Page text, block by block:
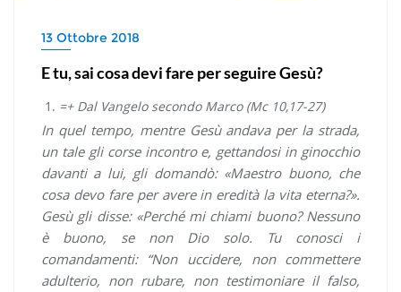
13 Ottobre 2018
E tu, sai cosa devi fare per seguire Gesù?
=+ Dal Vangelo secondo Marco (Mc 10,17-27)
In quel tempo, mentre Gesù andava per la strada,
un tale gli corse incontro e, gettandosi in ginocchio
davanti a lui, gli domandò: «Maestro buono, che
cosa devo fare per avere in eredità la vita eterna?».
Gesù gli disse: «Perché mi chiami buono? Nessuno
è buono, se non Dio solo. Tu conosci i
comandamenti: “Non uccidere, non commettere
adulterio, non rubare, non testimoniare il falso,